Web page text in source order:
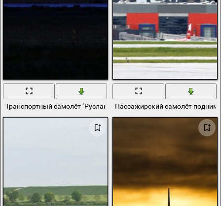
Транспортный самолёт "Руслан" заходит на посадку.
Пассажирский самолёт